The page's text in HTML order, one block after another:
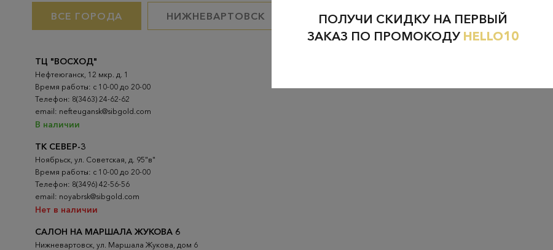
ВСЕ ГОРОДА НИЖНЕВАРТОВСК НЕФТЕЮГАНСК НОЯБРЬСК
ТК СЕВЕР-3
Ноябрьск, ул. Советская, д. 95"в"
Время работы: с 10-00 до 20-00
Телефон: 8(3496) 42-56-56
email: noyabrsk@sibgold.com
Нет в наличии
ТЦ "ВОСХОД"
Нефтеюганск, 12 мкр. д. 1
Время работы: с 10-00 до 20-00
Телефон: 8(3463) 24-62-62
email: nefteugansk@sibgold.com
В наличии
САЛОН НА МАРШАЛА ЖУКОВА 6
Нижневартовск, ул. Маршала Жукова, дом 6
ПОЛУЧИ СКИДКУ НА ПЕРВЫЙ
ЗАКАЗ ПО ПРОМОКОДУ HELLO10